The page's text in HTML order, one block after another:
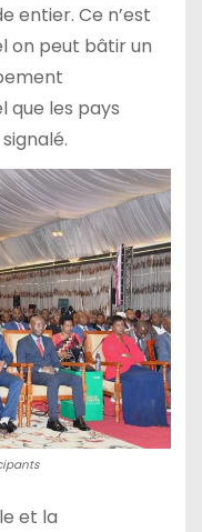
entier. Ce n’est
on peut bâtir un
que les pays
et la